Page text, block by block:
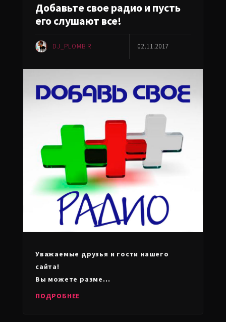
Добавьте свое радио и пусть
его слушают все!
DJ_PLOMBIR 02.11.2017
Уважаемые друзья и гости нашего
сайта!
Вы можете разме...
ПОДРОБНЕЕ